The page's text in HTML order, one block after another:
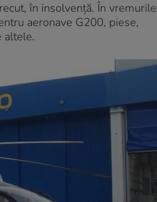
în insolvență. În vremurile
aeronave G200, piese,
altele.